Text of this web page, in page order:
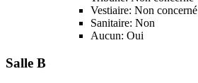
Vestiaire: Non concerné
Sanitaire: Non
Aucun: Oui
Salle B